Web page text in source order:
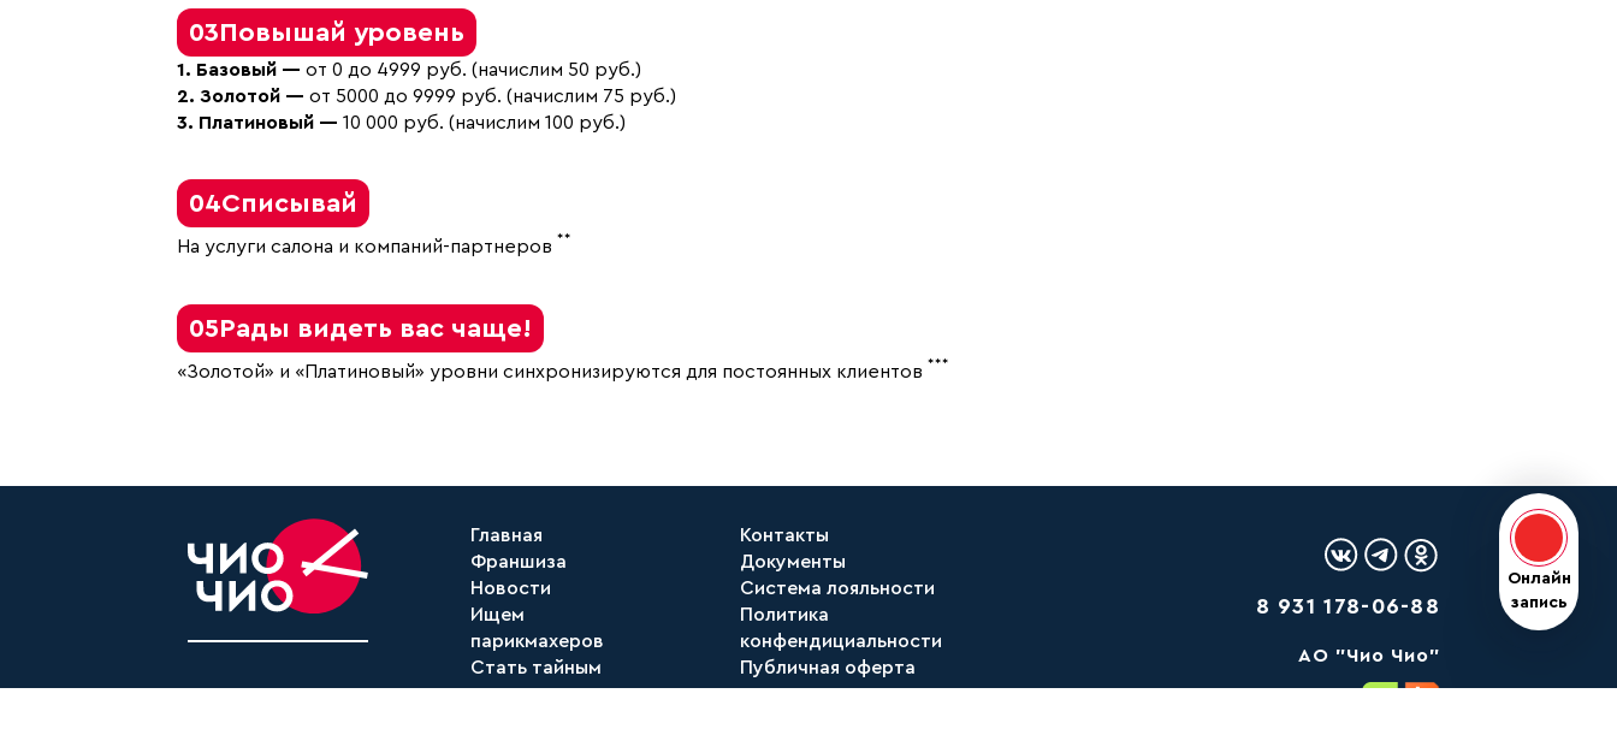
03Повышай уровень
1. Базовый — от 0 до 4999 руб. (начислим 50 руб.)
2. Золотой — от 5000 до 9999 руб. (начислим 75 руб.)
3. Платиновый — 10 000 руб. (начислим 100 руб.)
04Списывай
На услуги салона и компаний-партнеров **
05Рады видеть вас чаще!
«Золотой» и «Платиновый» уровни синхронизируются для постоянных клиентов ***
Главная
Франшиза
Новости
Ищем
парикмахеров
Стать тайным
покупателем
Контакты
Документы
Система лояльности
Политика
конфендициальности
Публичная оферта
Логотип Вконтакте
Логотип Telegram
Логотип
8 931 178-06-88
AО "Чио Чио"
Онлайн
Онлайн
запись